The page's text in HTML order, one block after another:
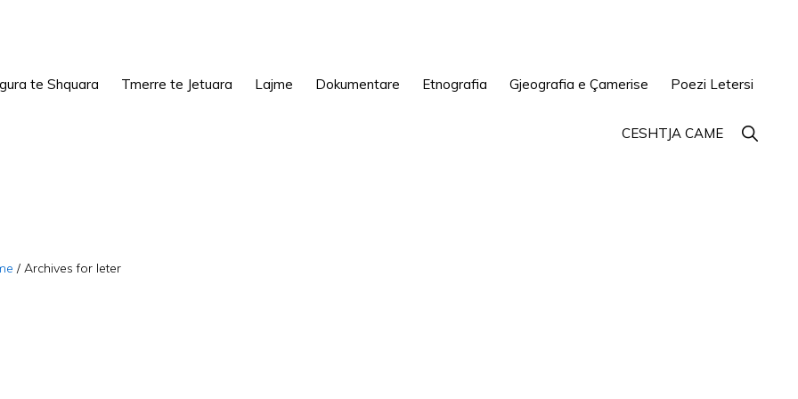
te Shquara Tmerre te Jetuara Lajme Dokumentare Etnografia Gjeografia e Çamerise Poezi Letersi
CESHTJA CAME Show
Search
/ Archives for leter